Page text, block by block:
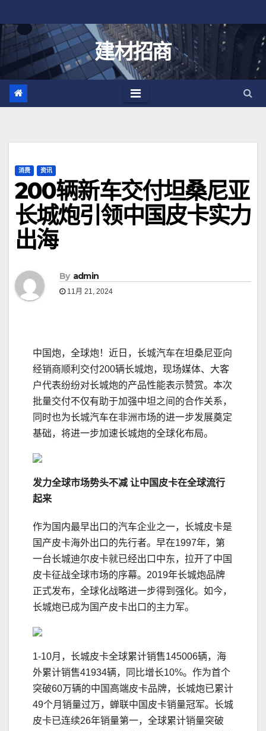
至
建材招商
消费 资讯
200辆新车交付坦桑尼亚
长城炮引领中国皮卡实力
出海
By admin
11月 21, 2024
中国炮，全球炮！近日，长城汽车在坦桑尼亚向
经销商顺利交付200辆长城炮，现场媒体、大客
户代表纷纷对长城炮的产品性能表示赞赏。本次
批量交付不仅有助于加强中坦之间的合作关系，
同时也为长城汽车在非洲市场的进一步发展奠定
基础，将进一步加速长城炮的全球化布局。
发力全球市场势头不减 让中国皮卡在全球流行
起来
作为国内最早出口的汽车企业之一，长城皮卡是
国产皮卡海外出口的先行者。早在1997年，第
一台长城迪尔皮卡就已经出口中东，拉开了中国
皮卡征战全球市场的序幕。2019年长城炮品牌
正式发布，全球化战略进一步得到强化。如今，
长城炮已成为国产皮卡出口的主力军。
1-10月，长城皮卡全球累计销售145006辆，海
外累计销售41934辆，同比增长10%。作为首个
突破60万辆的中国高端皮卡品牌，长城炮已累计
49个月销量过万，蝉联中国皮卡销量冠军。长城
皮卡已连续26年销量第一，全球累计销量突破